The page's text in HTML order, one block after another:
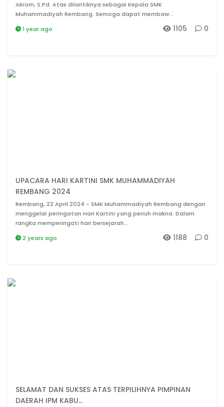
Akrom, S.Pd. Atas dilantiknya sebagai Kepala SMK
Muhammadiyah Rembang. Semoga dapat membaw...
1 year ago
0
1105
UPACARA HARI KARTINI SMK MUHAMMADIYAH
REMBANG 2024
Rembang, 22 April 2024 - SMK Muhammadiyah Rembang dengan
menggelar peringatan Hari Kartini yang penuh makna. Dalam
rangka memperingati hari bersejarah...
2 years ago
0
1188
SELAMAT DAN SUKSES ATAS TERPILIHNYA PIMPINAN
DAERAH IPM KABU...